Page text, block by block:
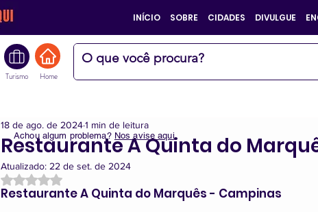
INÍCIO SOBRE CIDADES DIVULGUE
Turismo Home
Restaurante A Quinta do
18 de ago. de 20241 min de leitura
Atualizado: 22 de set. de 2024
Avaliado com NaN de 5 estrelas.
Restaurante A Quinta do Marquês - Campinas
Achou algum problema? Nos avise aqui.